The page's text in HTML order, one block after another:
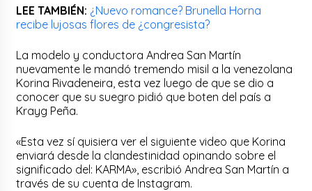
LEE TAMBIÉN: ¿Nuevo romance? Brunella Horna
recibe lujosas flores de ¿congresista?
La modelo y conductora Andrea San Martín
nuevamente le mandó tremendo misil a la venezolana
Korina Rivadeneira, esta vez luego de que se dio a
conocer que su suegro pidió que boten del país a
Krayg Peña.
«Esta vez sí quisiera ver el siguiente video que Korina
enviará desde la clandestinidad opinando sobre el
significado del: KARMA», escribió Andrea San Martín a
través de su cuenta de Instagram.